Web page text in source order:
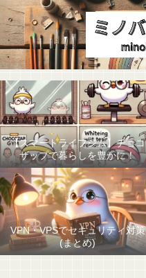
【スマートライフジム】チョコ
ザップで暮らしを豊かに！
VPN・VPSでセキュリティ対策
(まとめ)